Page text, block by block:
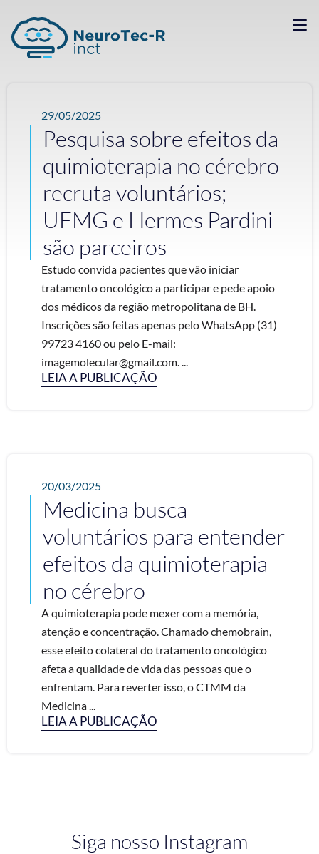
29/05/2025
Pesquisa sobre efeitos da
quimioterapia no cérebro
recruta voluntários;
UFMG e Hermes Pardini
são parceiros
Estudo convida pacientes que vão iniciar
tratamento oncológico a participar e pede apoio
dos médicos da região metropolitana de BH.
Inscrições são feitas apenas pelo WhatsApp (31)
99723 4160 ou pelo E-mail:
imagemolecular@gmail.com. ...
LEIA A PUBLICAÇÃO
20/03/2025
Medicina busca
voluntários para entender
efeitos da quimioterapia
no cérebro
A quimioterapia pode mexer com a memória,
atenção e concentração. Chamado chemobrain,
esse efeito colateral do tratamento oncológico
afeta a qualidade de vida das pessoas que o
enfrentam. Para reverter isso, o CTMM da
Medicina ...
LEIA A PUBLICAÇÃO
Siga nosso Instagram